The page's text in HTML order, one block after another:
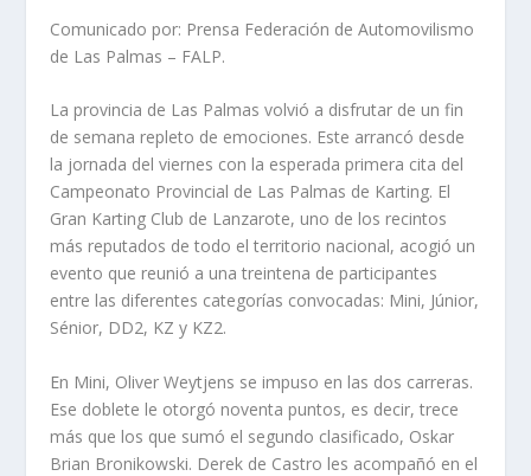
Comunicado por: Prensa Federación de Automovilismo
de Las Palmas – FALP.
La provincia de Las Palmas volvió a disfrutar de un fin
de semana repleto de emociones. Este arrancó desde
la jornada del viernes con la esperada primera cita del
Campeonato Provincial de Las Palmas de Karting. El
Gran Karting Club de Lanzarote, uno de los recintos
más reputados de todo el territorio nacional, acogió un
evento que reunió a una treintena de participantes
entre las diferentes categorías convocadas: Mini, Júnior,
Sénior, DD2, KZ y KZ2.
En Mini, Oliver Weytjens se impuso en las dos carreras.
Ese doblete le otorgó noventa puntos, es decir, trece
más que los que sumó el segundo clasificado, Oskar
Brian Bronikowski. Derek de Castro les acompañó en el